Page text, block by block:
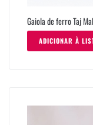
Gaiola de ferro Taj
ADICIONAR À